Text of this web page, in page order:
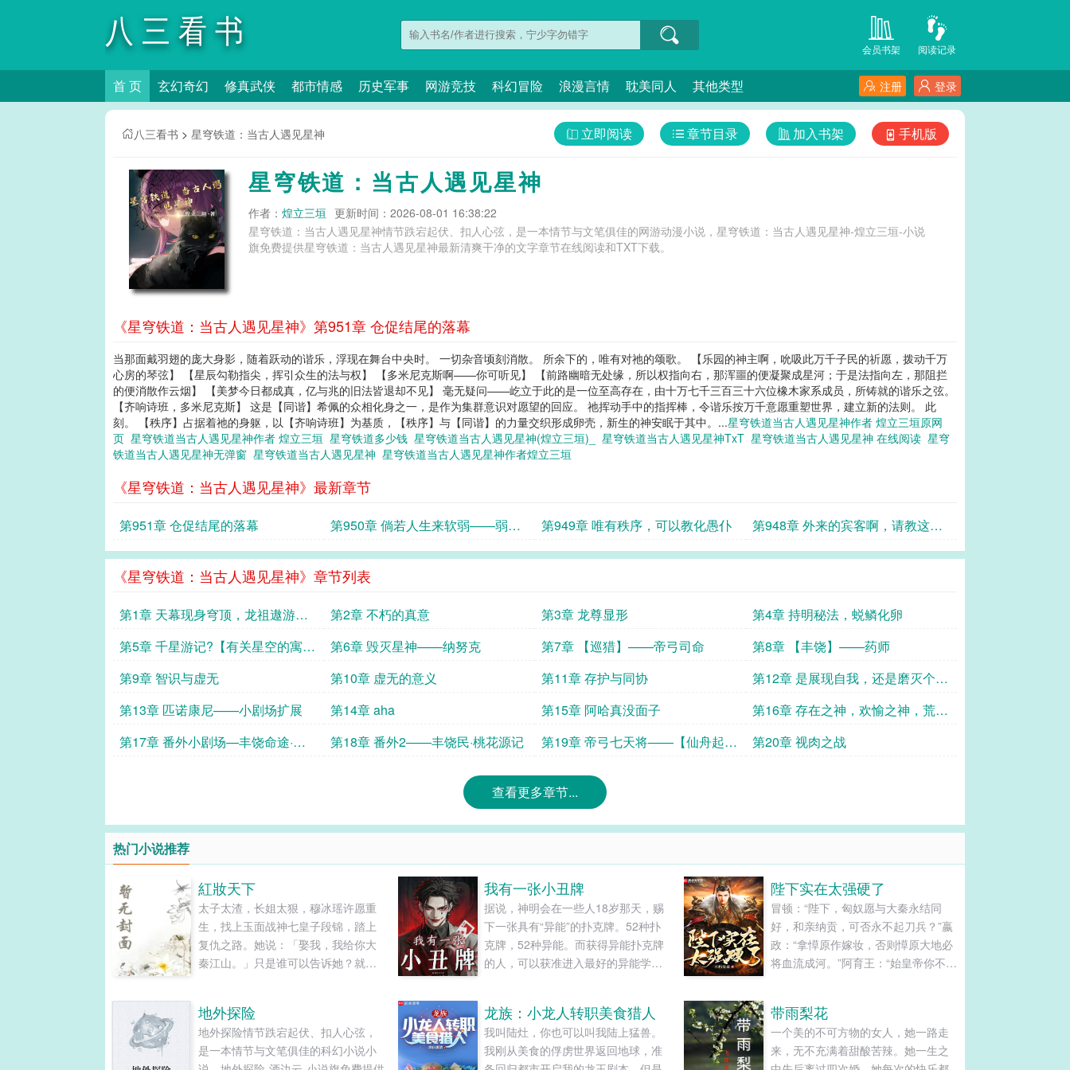
八三看书 阅读记录
会员书架
首 页 玄幻奇幻 修真武侠 都市情感 历史军事 网游竞技 科幻冒险 浪漫言情 耽美同人 其他类型 登录
注册
八三看书 > 星穹铁道：当古人遇见星神 手机版
加入书架
章节目录
立即阅读
星穹铁道：当古人遇见星神
作者： 煌立三垣 更新时间：2026-08-01 16:38:22
星穹铁道：当古人遇见星神情节跌宕起伏、扣人心弦，是一本情节与文笔俱佳的网游动漫小说，星穹铁道：当古人遇见星神-煌立三垣-小说
旗免费提供星穹铁道：当古人遇见星神最新清爽干净的文字章节在线阅读和TXT下载。
《星穹铁道：当古人遇见星神》第951章 仓促结尾的落幕
当那面戴羽翅的庞大身影，随着跃动的谐乐，浮现在舞台中央时。 一切杂音顷刻消散。 所余下的，唯有对祂的颂歌。 【乐园的神主啊，吮吸此万千子民的祈愿，拨动千万
心房的琴弦】 【星辰勾勒指尖，挥引众生的法与权】 【多米尼克斯啊——你可听见】 【前路幽暗无处缘，所以权指向右，那浑噩的便凝聚成星河；于是法指向左，那阻拦
的便消散作云烟】 【美梦今日都成真，亿与兆的旧法皆退却不见】 毫无疑问——屹立于此的是一位至高存在，由十万七千三百三十六位橡木家系成员，所铸就的谐乐之弦。
【齐响诗班，多米尼克斯】 这是【同谐】希佩的众相化身之一，是作为集群意识对愿望的回应。 祂挥动手中的指挥棒，令谐乐按万千意愿重塑世界，建立新的法则。 此
刻。 【秩序】占据着祂的身躯，以【齐响诗班】为基质，【秩序】与【同谐】的力量交织形成卵壳，新生的神安眠于其中。...星穹铁道当古人遇见星神作者 煌立三垣原网
页 星穹铁道当古人遇见星神作者 煌立三垣 星穹铁道多少钱 星穹铁道当古人遇见星神(煌立三垣)_ 星穹铁道当古人遇见星神TxT 星穹铁道当古人遇见星神 在线阅读 星穹
铁道当古人遇见星神无弹窗 星穹铁道当古人遇见星神 星穹铁道当古人遇见星神作者煌立三垣
《星穹铁道：当古人遇见星神》最新章节
第951章 仓促结尾的落幕
第950章 倘若人生来软弱——弱者
们又该从哪位神明处寻得安宁
第949章 唯有秩序，可以教化愚仆
第948章 外来的宾客啊，请教这些
仆从，迎接新主
《星穹铁道：当古人遇见星神》章节列表
第1章 天幕现身穹顶，龙祖遨游太
虚
第2章 不朽的真意 第3章 龙尊显形
第4章 持明秘法，蜕鳞化卵
第5章 千星游记?【有关星空的寓言
集?其一】
第6章 毁灭星神——纳努克 第7章 【巡猎】——帝弓司命
第8章 【丰饶】——药师
第9章 智识与虚无
第10章 虚无的意义 第11章 存护与同协
第12章 是展现自我，还是磨灭个
性？
第13章 匹诺康尼——小剧场扩展 第14章 aha 第15章 阿哈真没面子
第16章 存在之神，欢愉之神，荒诞
之神
第17章 番外小剧场—丰饶命途·净
第18章 番外2——丰饶民·桃花源记
第19章 帝弓七天将——【仙舟起源
第20章 视肉之战
查看更多章节...
热门小说推荐
紅妝天下
太子太渣，长姐太狠，穆冰瑶许愿重
生，找上玉面战神七皇子段锦，踏上
复仇之路。她说：「娶我，我给你大
秦江山。」只是谁可以告诉她？就在
爱、花见花开的大妖孽？是前世注定
如此，还是老天补偿她的幸福？这复
仇兼追求幸福之路，从拿下「天下第
我有一张小丑牌
据说，神明会在一些人18岁那天，赐
下一张具有“异能”的扑克牌。52种扑
克牌，52种异能。而获得异能扑克牌
的人，可以获准进入最好的异能学
获得金钱！而某处，一个少年拿着自
己的扑克牌，将所有52种异能用了个
遍。所有人震惊失色。“你是啥牌啊？”
陛下实在太强硬了
冒顿：“陛下，匈奴愿与大秦永结同
好，和亲纳贡，可否永不起刀兵？”嬴
政：“拿愺原作嫁妆，否则愺原大地必
将血流成河。”阿育王：“始皇帝你不要
狗吧！”凯撒：“罗马人宁可站着死，绝
不跪着生。”嬴政：“想多了，跪着也要
死。”艳后：“政哥哥，我想给你生猴
地外探险
地外探险情节跌宕起伏、扣人心弦，
是一本情节与文笔俱佳的科幻小说小
龙族：小龙人转职美食猎人
我叫陆灶，你也可以叫我陆上猛兽。
我刚从美食的俘虏世界返回地球，准
带雨梨花
一个美的不可方物的女人，她一路走
来，无不充满着甜酸苦辣。她一生之